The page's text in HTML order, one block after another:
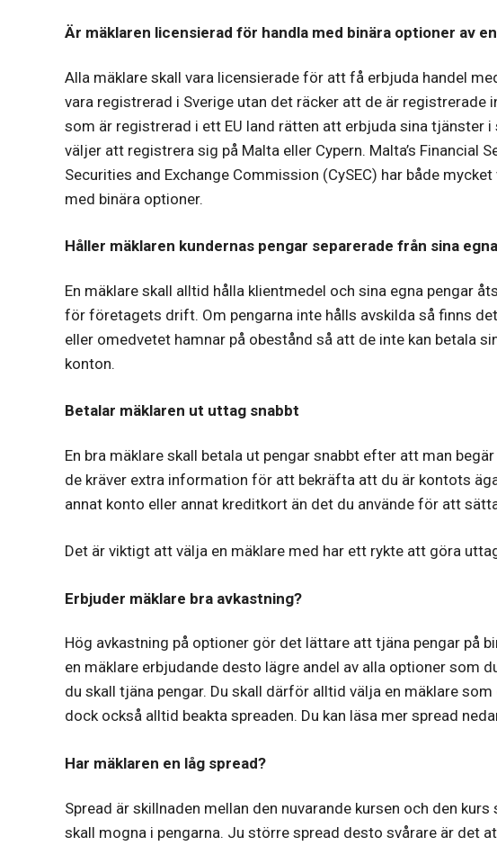
Är mäklaren licensierad för handla med binära optioner av
Alla mäklare skall vara licensierade för att få erbjuda handel
vara registrerad i Sverige utan det räcker att de är registrerade
som är registrerad i ett EU land rätten att erbjuda sina tjänster i
väljer att registrera sig på Malta eller Cypern. Malta’s Financial
Securities and Exchange Commission (CySEC) har både
med binära optioner.
Håller mäklaren kundernas pengar separerade från sina
En mäklare skall alltid hålla klientmedel och sina egna pengar
för företagets drift. Om pengarna inte hålls avskilda så finns
eller omedvetet hamnar på obestånd så att de inte kan betala
konton.
Betalar mäklaren ut uttag snabbt
En bra mäklare skall betala ut pengar snabbt efter att man
de kräver extra information för att bekräfta att du är kontots
annat konto eller annat kreditkort än det du använde för att
Det är viktigt att välja en mäklare med har ett rykte att göra
Erbjuder mäklare bra avkastning?
Hög avkastning på optioner gör det lättare att tjäna pengar på
en mäklare erbjudande desto lägre andel av alla optioner som
du skall tjäna pengar. Du skall därför alltid välja en mäklare
dock också alltid beakta spreaden. Du kan läsa mer spread
Har mäklaren en låg spread?
Spread är skillnaden mellan den nuvarande kursen och den
skall mogna i pengarna. Ju större spread desto svårare är det